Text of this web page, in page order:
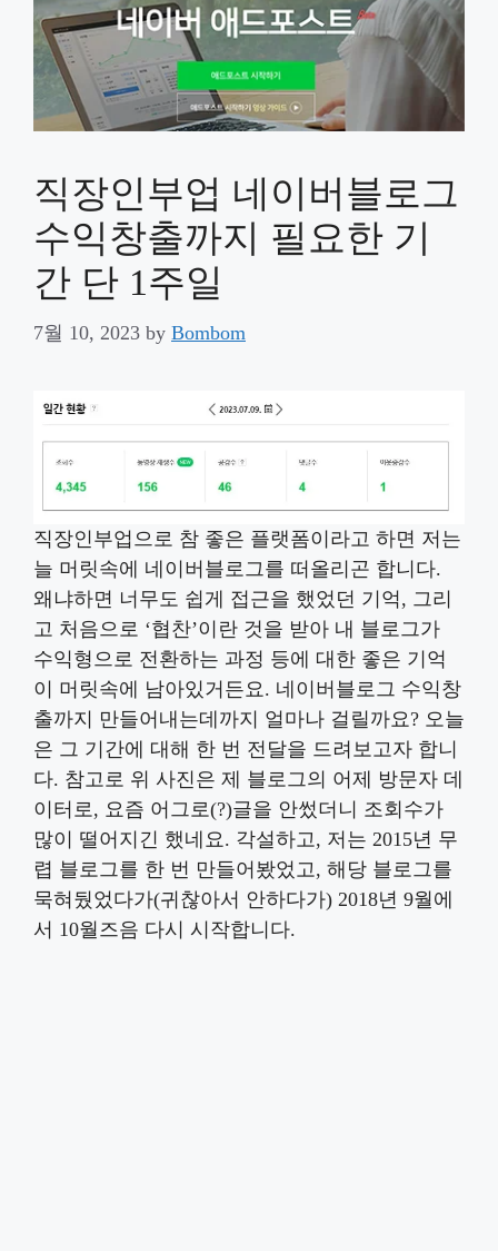
직장인부업 네이버블로그
수익창출까지 필요한 기
간 단 1주일
7월 10, 2023 by Bombom
직장인부업으로 참 좋은 플랫폼이라고 하면 저는
늘 머릿속에 네이버블로그를 떠올리곤 합니다.
왜냐하면 너무도 쉽게 접근을 했었던 기억, 그리
고 처음으로 ‘협찬’이란 것을 받아 내 블로그가
수익형으로 전환하는 과정 등에 대한 좋은 기억
이 머릿속에 남아있거든요. 네이버블로그 수익창
출까지 만들어내는데까지 얼마나 걸릴까요? 오늘
은 그 기간에 대해 한 번 전달을 드려보고자 합니
다. 참고로 위 사진은 제 블로그의 어제 방문자 데
이터로, 요즘 어그로(?)글을 안썼더니 조회수가
많이 떨어지긴 했네요. 각설하고, 저는 2015년 무
렵 블로그를 한 번 만들어봤었고, 해당 블로그를
묵혀뒀었다가(귀찮아서 안하다가) 2018년 9월에
서 10월즈음 다시 시작합니다.